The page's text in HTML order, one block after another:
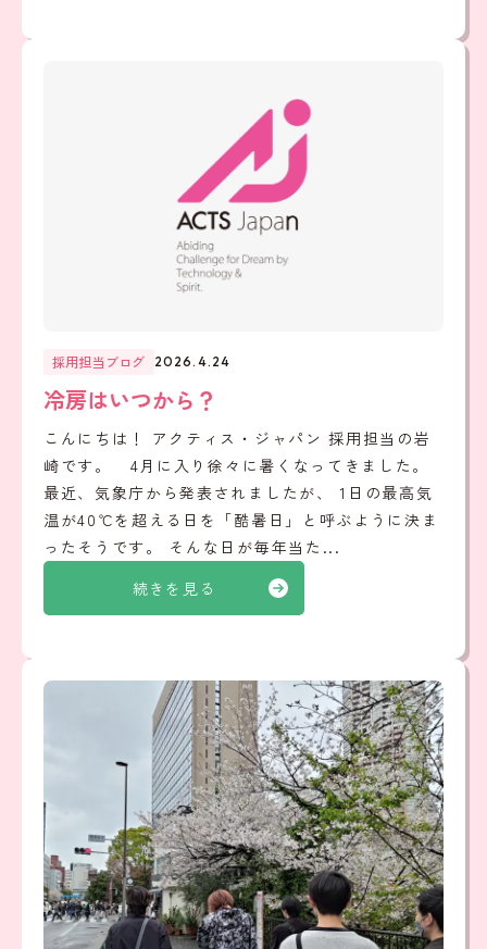
続きを見る
採用担当ブログ 2026.4.24
冷房はいつから？
こんにちは！ アクティス・ジャパン 採用担当の岩
崎です。 4月に入り徐々に暑くなってきました。
最近、気象庁から発表されましたが、 1日の最高気
温が40℃を超える日を「酷暑日」と呼ぶように決ま
ったそうです。 そんな日が毎年当た...